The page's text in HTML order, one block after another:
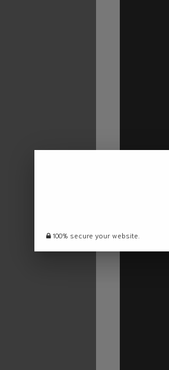
100% secure your website.